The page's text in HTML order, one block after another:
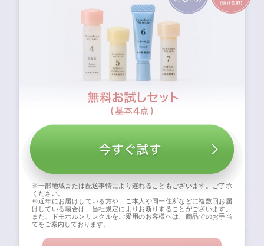
※一部地域または配送事情により遅れることもございます。ご了承
ください。
※近年にお届けしている方や、ご本人や同一住所などに複数回お届
けしている場合は、当社規定によりお断りすることがございます。
また、ドモホルンリンクルをご愛用のお客様へは、商品でのお手当
てをご案内しております。